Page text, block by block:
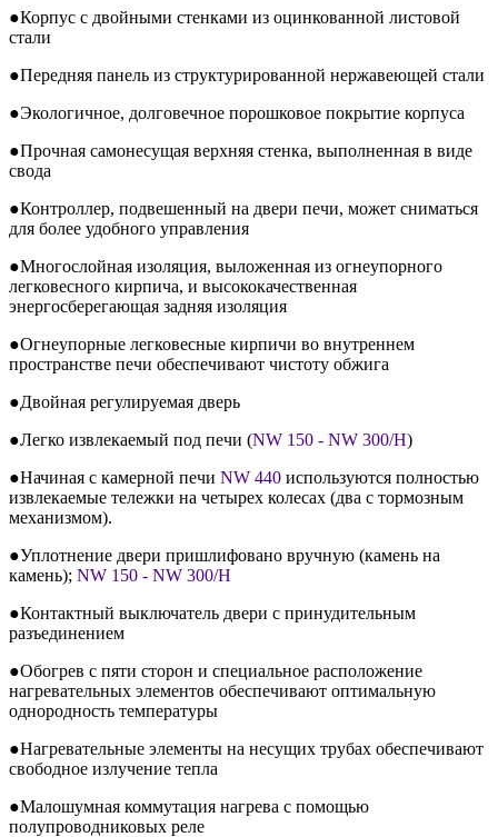
●Корпус с двойными стенками из оцинкованной листовой
стали
●Передняя панель из структурированной нержавеющей стали
●Экологичное, долговечное порошковое покрытие корпуса
●Прочная самонесущая верхняя стенка, выполненная в виде
свода
●Контроллер, подвешенный на двери печи, может сниматься
для более удобного управления
●Многослойная изоляция, выложенная из огнеупорного
легковесного кирпича, и высококачественная
энергосберегающая задняя изоляция
●Огнеупорные легковесные кирпичи во внутреннем
пространстве печи обеспечивают чистоту обжига
●Двойная регулируемая дверь
●Легко извлекаемый под печи (NW 150 - NW 300/H)
●Начиная с камерной печи NW 440 используются полностью
извлекаемые тележки на четырех колесах (два с тормозным
механизмом).
●Уплотнение двери пришлифовано вручную (камень на
камень); NW 150 - NW 300/H
●Контактный выключатель двери с принудительным
разъединением
●Обогрев с пяти сторон и специальное расположение
нагревательных элементов обеспечивают оптимальную
однородность температуры
●Нагревательные элементы на несущих трубах обеспечивают
свободное излучение тепла
●Малошумная коммутация нагрева с помощью
полупроводниковых реле